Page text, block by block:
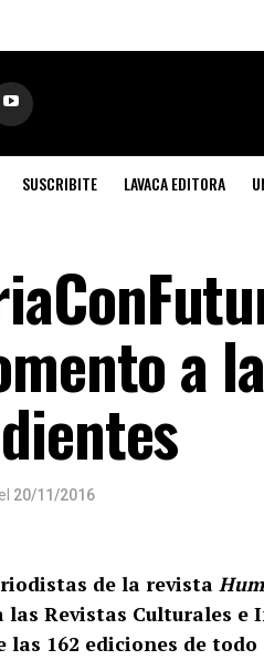
SUSCRIBITE LAVACA EDITORA
a
el 20/11/2016
de la revista
las Revistas Culturales e
las 162 ediciones de